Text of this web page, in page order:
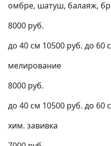
омбре, шатуш, балаяж,
8000 руб.
до 40 см 10500 руб. до 60
мелирование
8000 руб.
до 40 см 10500 руб. до 60
хим. завивка